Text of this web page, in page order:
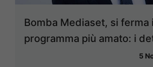
Bomba Mediaset, si ferma
programma più amato: i
5